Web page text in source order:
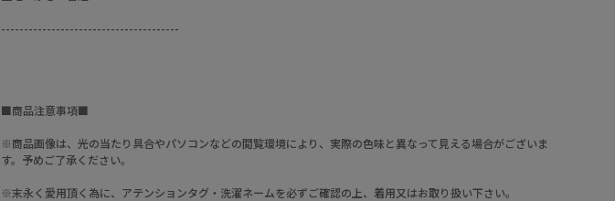
---------------------------------------
■商品注意事項■
※商品画像は、光の当たり具合やパソコンなどの閲覧環境により、実際の色味と異なって見える場合がございま
す。予めご了承ください。
※末永く愛用頂く為に、アテンションタグ・洗濯ネームを必ずご確認の上、着用又はお取り扱い下さい。